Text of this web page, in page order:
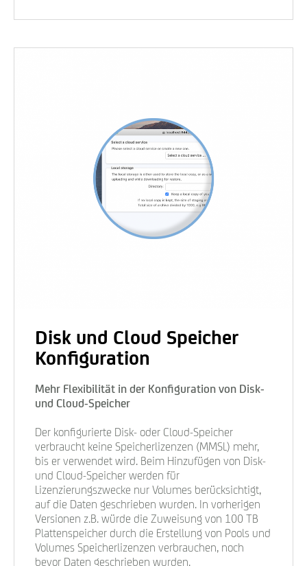
Disk und Cloud Speicher
Konfiguration
Mehr Flexibilität in der Konfiguration von Disk-
und Cloud-Speicher
Der konfigurierte Disk- oder Cloud-Speicher
verbraucht keine Speicherlizenzen (MMSL) mehr,
bis er verwendet wird. Beim Hinzufügen von Disk-
und Cloud-Speicher werden für
Lizenzierungszwecke nur Volumes berücksichtigt,
auf die Daten geschrieben wurden. In vorherigen
Versionen z.B. würde die Zuweisung von 100 TB
Plattenspeicher durch die Erstellung von Pools und
Volumes Speicherlizenzen verbrauchen, noch
bevor Daten geschrieben wurden.